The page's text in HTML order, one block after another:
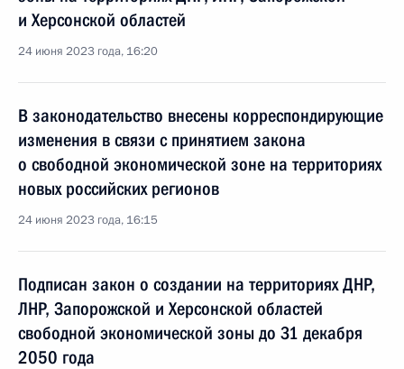
и Херсонской областей
24 июня 2023 года, 16:20
В законодательство внесены корреспондирующие
изменения в связи с принятием закона
о свободной экономической зоне на территориях
новых российских регионов
24 июня 2023 года, 16:15
Подписан закон о создании на территориях ДНР,
ЛНР, Запорожской и Херсонской областей
свободной экономической зоны до 31 декабря
2050 года